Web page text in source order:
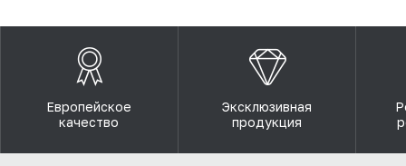
Европейское
качество
Эксклюзивная
продукция